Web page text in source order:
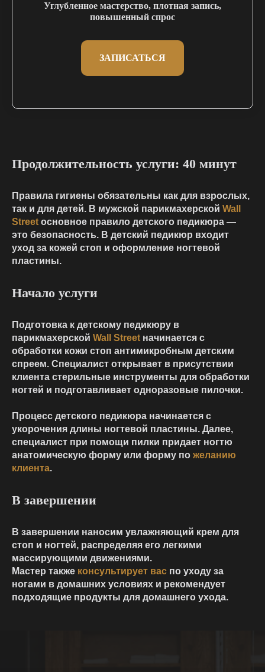
Углубленное мастерство, плотная запись,
повышенный спрос
ЗАПИСАТЬСЯ
Продолжительность услуги: 40 минут
Правила гигиены обязательны как для взрослых,
так и для детей. В мужской парикмахерской Wall
Street основное правило детского педикюра —
это безопасность. В детский педикюр входит
уход за кожей стоп и оформление ногтевой
пластины.
Начало услуги
Подготовка к детскому педикюру в
парикмахерской Wall Street начинается с
обработки кожи стоп антимикробным детским
спреем. Специалист открывает в присутствии
клиента стерильные инструменты для обработки
ногтей и подготавливает одноразовые пилочки.
Процесс детского педикюра начинается с
укорочения длины ногтевой пластины. Далее,
специалист при помощи пилки придает ногтю
анатомическую форму или форму по желанию
клиента.
В завершении
В завершении наносим увлажняющий крем для
стоп и ногтей, распределяя его легкими
массирующими движениями.
Мастер также консультирует вас по уходу за
ногами в домашних условиях и рекомендует
подходящие продукты для домашнего ухода.